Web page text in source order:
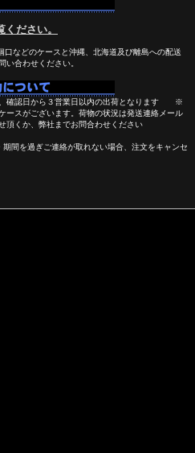
ださい。
などのケースと沖縄、北海道及び離島への配送
い合わせください。
、確認日から３営業日以内の出荷となります ※
ースがございます。荷物の状況は発送連絡メール
頂くか、弊社までお問合わせください
期間を過ぎご連絡が取れない場合、注文をキャンセ